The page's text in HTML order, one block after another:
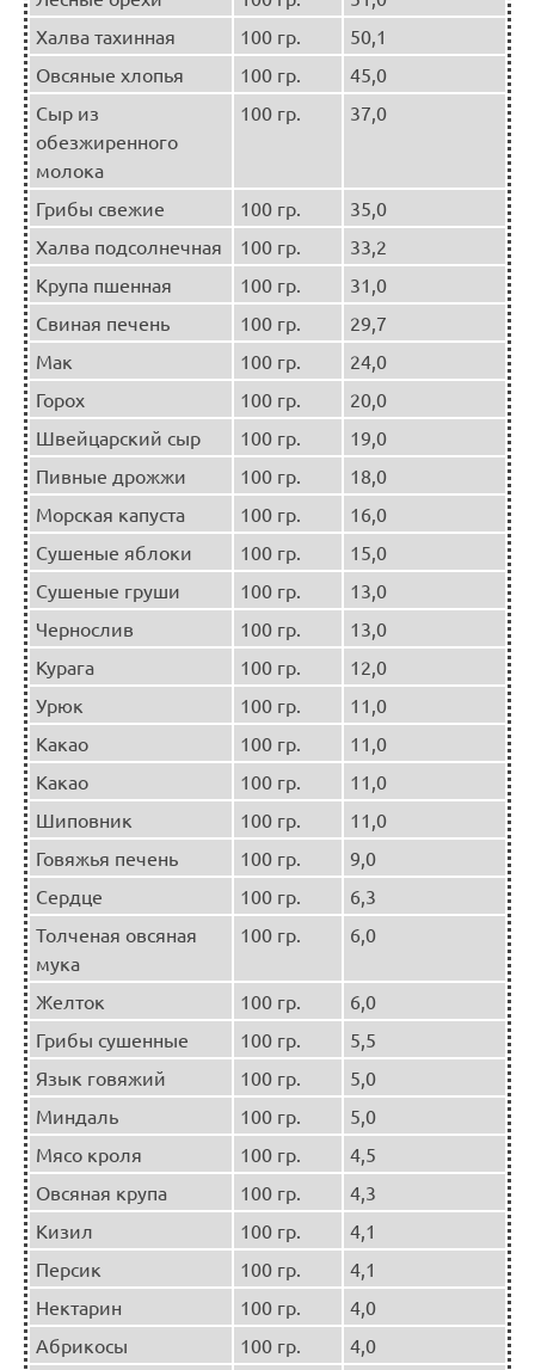
Халва тахинная
100 гр.
50,1
Овсяные хлопья
100 гр.
45,0
Сыр из
обезжиренного
молока
100 гр. 37,0
Грибы свежие 100 гр.
35,0
Халва подсолнечная
100 гр.
33,2
Крупа пшенная
100 гр.
31,0
Свиная печень
100 гр.
29,7
Мак
100 гр.
24,0
Горох
100 гр.
20,0
Швейцарский сыр
100 гр.
19,0
Пивные дрожжи
100 гр.
18,0
Морская капуста
100 гр.
16,0
Сушеные яблоки
100 гр.
15,0
Сушеные груши
100 гр.
13,0
Чернослив
100 гр.
13,0
Курага
100 гр.
12,0
Урюк
100 гр.
11,0
Какао
100 гр.
11,0
Какао
100 гр.
11,0
Шиповник
100 гр.
11,0
Говяжья печень
100 гр.
9,0
Сердце
100 гр.
6,3
Толченая овсяная
мука
100 гр. 6,0
Желток 100 гр.
6,0
Грибы сушенные
100 гр.
5,5
Язык говяжий
100 гр.
5,0
Миндаль
100 гр.
5,0
Мясо кроля
100 гр.
4,5
Овсяная крупа
100 гр.
4,3
Кизил
100 гр.
4,1
Персик
100 гр.
4,1
Нектарин
100 гр.
4,0
Абрикосы
100 гр. 4,0